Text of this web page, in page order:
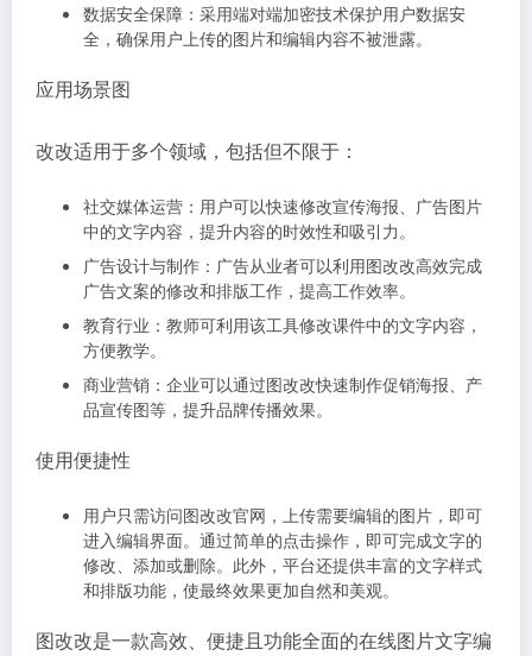
数据安全保障：采用端对端加密技术保护用户数据安
全，确保用户上传的图片和编辑内容不被泄露。
应用场景图
改改适用于多个领域，包括但不限于：
社交媒体运营：用户可以快速修改宣传海报、广告图片
中的文字内容，提升内容的时效性和吸引力。
广告设计与制作：广告从业者可以利用图改改高效完成
广告文案的修改和排版工作，提高工作效率。
教育行业：教师可利用该工具修改课件中的文字内容，
方便教学。
商业营销：企业可以通过图改改快速制作促销海报、产
品宣传图等，提升品牌传播效果。
使用便捷性
用户只需访问图改改官网，上传需要编辑的图片，即可
进入编辑界面。通过简单的点击操作，即可完成文字的
修改、添加或删除。此外，平台还提供丰富的文字样式
和排版功能，使最终效果更加自然和美观。
图改改是一款高效、便捷且功能全面的在线图片文字编